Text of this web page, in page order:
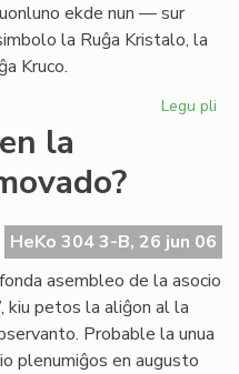
ekde nun — sur
la Ruĝa Kristalo, la
Kruco.
Legu pli
la
la
HeKo 304 3-B, 26 jun 06
asembleo de la asocio
kiu petos la aliĝon al la
Probable la unua
plenumiĝos en augusto